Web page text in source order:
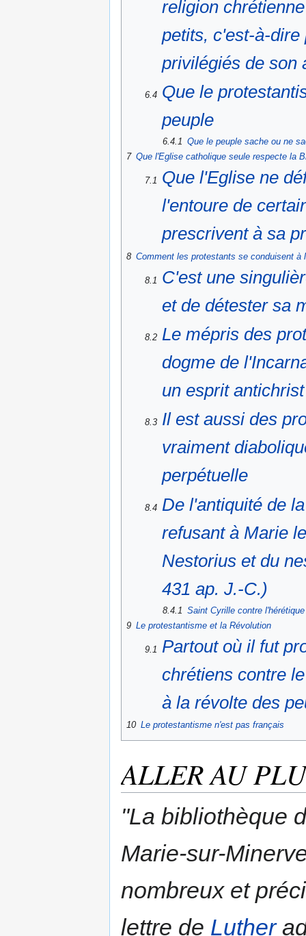
religion
petits, c'est-à-dire
privilégiés de son
6.4 Que le
peuple
6.4.1 Que le peuple sache ou ne
7 Que l'Eglise catholique seule respecte la
7.1 Que l'Eglise ne
l'entoure de
prescrivent à sa
8 Comment les protestants se conduisent à
8.1 C'est une
et de détester sa
8.2 Le mépris des
dogme de
un esprit antichrist
8.3 Il est aussi des
vraiment
perpétuelle
8.4 De l'antiquité de
refusant à Marie
Nestorius et du
431 ap. J.-C.)
8.4.1 Saint Cyrille contre
9 Le protestantisme et la Révolution
9.1 Partout où il fut
chrétiens contre
à la révolte des
10 Le protestantisme n'est pas français
ALLER AU
"La bibliothèque
Marie-sur-
nombreux et
lettre de Luther